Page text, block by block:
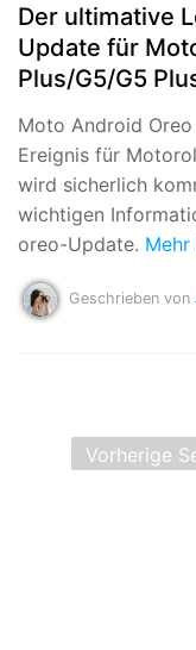
Der ultimative
Update für
Plus/G5/G5
Moto Android
Ereignis für
wird sicherlich
wichtigen
oreo-Update. Mehr
Geschrieben von
Vorherige